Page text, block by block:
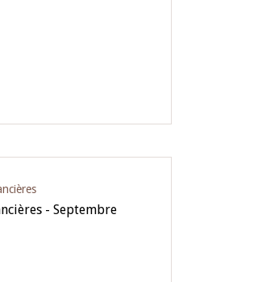
- Septembre